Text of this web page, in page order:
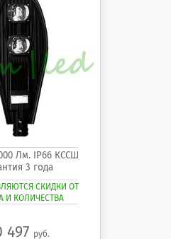
Лм. IP66 КССШ
3 года
СКИДКИ ОТ
И КОЛИЧЕСТВА
497 руб.